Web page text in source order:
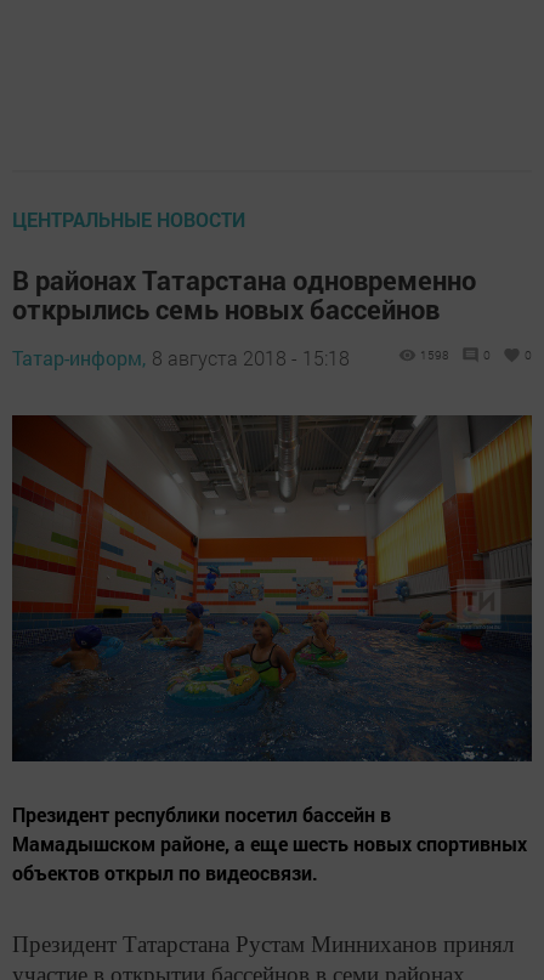
ЦЕНТРАЛЬНЫЕ НОВОСТИ
В районах Татарстана одновременно
открылись семь новых бассейнов
Татар-информ, 8 августа 2018 - 15:18 1598 0 0
Президент республики посетил бассейн в
Мамадышском районе, а еще шесть новых спортивных
объектов открыл по видеосвязи.
Президент Татарстана Рустам Минниханов принял
участие в открытии бассейнов в семи районах